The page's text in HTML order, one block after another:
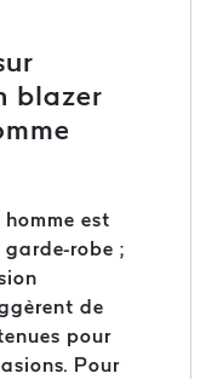
blazer
est
garde-robe ;
de
pour
Pour